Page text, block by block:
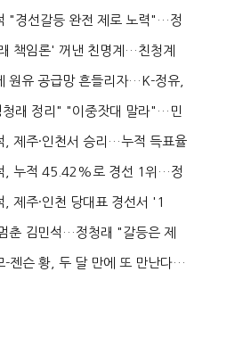
1909원...
"경선갈등 완전 제로 노력"…정
명 공세 사...
책임론' 꺼낸 친명계…친청계
투표 때리기...
원유 공급망 흔들리자…K-정유,
안보 핵심...
청래 정리" "이중잣대 말라"…민
위원 계파 다...
, 제주·인천서 승리…누적 득표율
환'(종합)...
, 누적 45.42%로 경선 1위…정
격차 0.86%p(...
, 제주·인천 당대표 경선서 '1
)...
춘 김민석…정청래 "갈등은 제
"
-젠슨 황, 두 달 만에 또 만난다…